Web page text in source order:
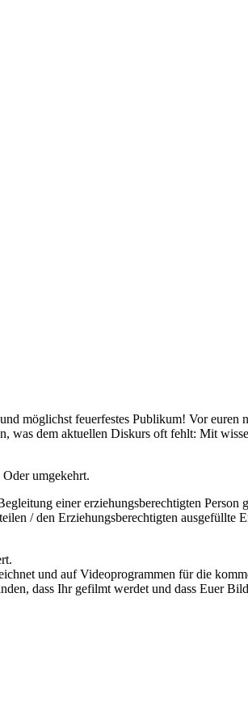
möglichst feuerfestes Publikum! Vor euren
was dem aktuellen Diskurs oft fehlt: Mit
umgekehrt.
einer erziehungsberechtigten Person
/ den Erziehungsberechtigten ausgefüllte
und auf Videoprogrammen für die
dass Ihr gefilmt werdet und dass Euer